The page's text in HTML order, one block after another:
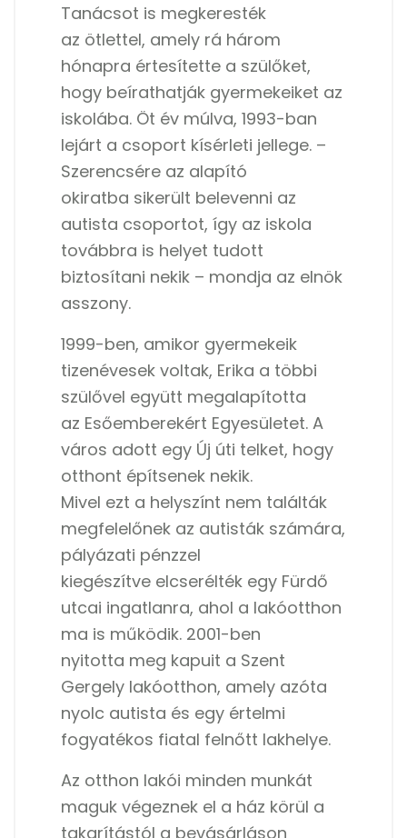
Tanácsot is megkeresték
az ötlettel, amely rá három
hónapra értesítette a szülőket,
hogy beírathatják gyermekeiket az
iskolába. Öt év múlva, 1993-ban
lejárt a csoport kísérleti jellege. –
Szerencsére az alapító
okiratba sikerült belevenni az
autista csoportot, így az iskola
továbbra is helyet tudott
biztosítani nekik – mondja az elnök
asszony.
1999-ben, amikor gyermekeik
tizenévesek voltak, Erika a többi
szülővel együtt megalapította
az Esőemberekért Egyesületet. A
város adott egy Új úti telket, hogy
otthont építsenek nekik.
Mivel ezt a helyszínt nem találták
megfelelőnek az autisták számára,
pályázati pénzzel
kiegészítve elcserélték egy Fürdő
utcai ingatlanra, ahol a lakóotthon
ma is működik. 2001-ben
nyitotta meg kapuit a Szent
Gergely lakóotthon, amely azóta
nyolc autista és egy értelmi
fogyatékos fiatal felnőtt lakhelye.
Az otthon lakói minden munkát
maguk végeznek el a ház körül a
takarítástól a bevásárláson